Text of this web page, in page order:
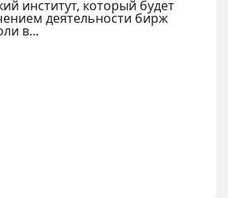
институт, который будет
деятельности бирж
в...